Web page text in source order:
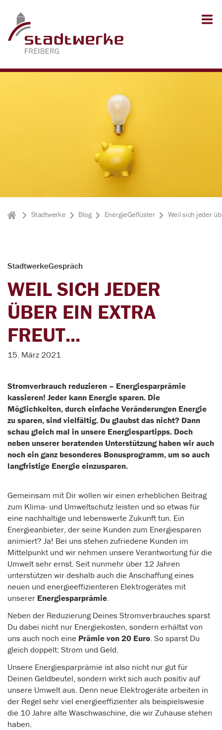
Stadtwerke Freiberg
Stadtwerke Blog EnergieGeflüster Weil sich jeder
StadtwerkeGespräch
WEIL SICH JEDER
ÜBER EIN EXTRA
FREUT...
15. März 2021
Stromverbrauch reduzieren – Energiesparprämie
kassieren! Jeder kann Energie sparen. Die
Möglichkeiten, durch einfache Veränderungen Energie
zu sparen, sind vielfältig. Du glaubst das nicht? Dann
schau gleich mal in unsere Energiespartipps. Doch
neben unserer beratenden Unterstützung haben wir auch
noch ein ganz besonderes Bonusprogramm, um so auch
langfristige Energie einzusparen.
Gemeinsam mit Dir wollen wir einen erheblichen Beitrag
zum Klima- und Umweltschutz leisten und so etwas für
eine nachhaltige und lebenswerte Zukunft tun. Ein
Energieanbieter, der seine Kunden zum Energiesparen
animiert? Ja! Bei uns stehen zufriedene Kunden im
Mittelpunkt und wir nehmen unsere Verantwortung für die
Umwelt sehr ernst. Seit nunmehr über 12 Jahren
unterstützen wir deshalb auch die Anschaffung eines
neuen und energieeffizienteren Elektrogerätes mit
unserer Energiesparprämie.
Neben der Reduzierung Deines Stromverbrauches sparst
Du dabei nicht nur Energiekosten, sondern erhältst von
uns auch noch eine Prämie von 20 Euro. So sparst Du
gleich doppelt: Strom und Geld.
Unsere Energiesparprämie ist also nicht nur gut für
Deinen Geldbeutel, sondern wirkt sich auch positiv auf
unsere Umwelt aus. Denn neue Elektrogeräte arbeiten in
der Regel sehr viel energieeffizienter als beispielswesie
die 10 Jahre alte Waschwaschine, die wir Zuhause stehen
haben.